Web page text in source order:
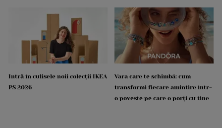
Intră în culisele noii colecții IKEA
PS 2026
Vara care te schimbă: cum
transformi fiecare amintire într-
o poveste pe care o porți cu tine